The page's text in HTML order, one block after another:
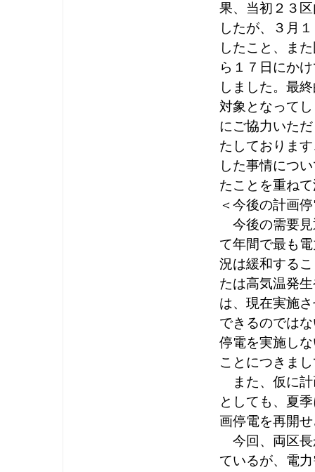
果、当初２３
したが、３月
したこと、ま
ら１７日にか
しました。最
対象となって
にご協力いた
たしておりま
した事情につ
たことを重ね
＜今後の計画
今後の需要見
て年間で最も
況は緩和する
たは高気温発
は、現在実施
できるのでは
停電を実施し
ことにつきま
また、仮に計
としても、夏
画停電を再開
今回、両区長
ているが、電